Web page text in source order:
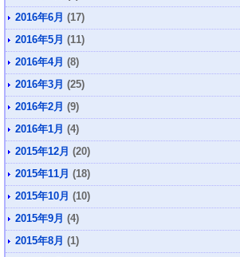
2016年6月 (17)
2016年5月 (11)
2016年4月 (8)
2016年3月 (25)
2016年2月 (9)
2016年1月 (4)
2015年12月 (20)
2015年11月 (18)
2015年10月 (10)
2015年9月 (4)
2015年8月 (1)